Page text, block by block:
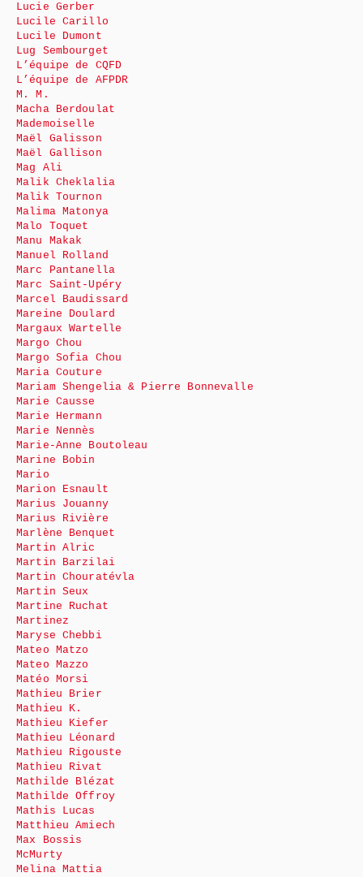
Lucie Gerber
Lucile Carillo
Lucile Dumont
Lug Sembourget
L’équipe de CQFD
L’équipe de AFPDR
M. M.
Macha Berdoulat
Mademoiselle
Maël Galisson
Maël Gallison
Mag Ali
Malik Cheklalia
Malik Tournon
Malima Matonya
Malo Toquet
Manu Makak
Manuel Rolland
Marc Pantanella
Marc Saint-Upéry
Marcel Baudissard
Mareine Doulard
Margaux Wartelle
Margo Chou
Margo Sofia Chou
Maria Couture
Mariam Shengelia & Pierre Bonnevalle
Marie Causse
Marie Hermann
Marie Nennès
Marie-Anne Boutoleau
Marine Bobin
Mario
Marion Esnault
Marius Jouanny
Marius Rivière
Marlène Benquet
Martin Alric
Martin Barzilai
Martin Chouratévla
Martin Seux
Martine Ruchat
Martinez
Maryse Chebbi
Mateo Matzo
Mateo Mazzo
Matéo Morsi
Mathieu Brier
Mathieu K.
Mathieu Kiefer
Mathieu Léonard
Mathieu Rigouste
Mathieu Rivat
Mathilde Blézat
Mathilde Offroy
Mathis Lucas
Matthieu Amiech
Max Bossis
McMurty
Melina Mattia